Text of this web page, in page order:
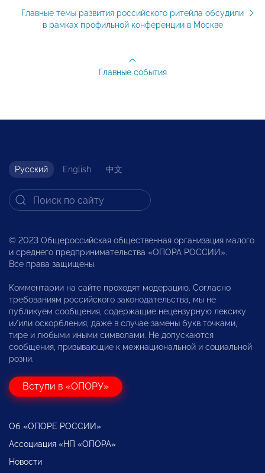
Главные темы развития российского ритейла обсудили
в рамках профильной конференции в Москве
Главные события
Русский English 中文
© 2023 Общероссийская общественная организация малого
и среднего предпринимательства «ОПОРА РОССИИ».
Все права защищены.
Комментарии на сайте проходят модерацию. Согласно
требованиям российского законодательства, мы не
публикуем сообщения, содержащие нецензурную лексику
и/или оскорбления, даже в случае замены букв точками,
тире и любыми иными символами. Не допускаются
сообщения, призывающие к межнациональной и социальной
розни.
Вступи в «ОПОРУ»
Об «ОПОРЕ РОССИИ»
Ассоциация «НП «ОПОРА»
Новости